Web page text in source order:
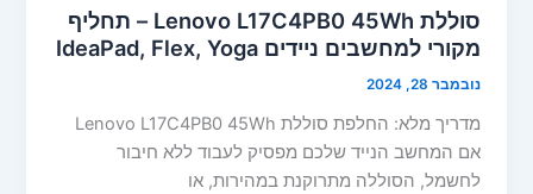
סוללת Lenovo L17C4PB0 45Wh – תחליף
מקורי למחשבים ניידים IdeaPad, Flex, Yoga
נובמבר 28, 2024
מדריך מלא: החלפת סוללת Lenovo L17C4PB0 45Wh
אם המחשב הנייד שלכם מפסיק לעבוד ללא חיבור
לחשמל, הסוללה מתרוקנת במהירות, או